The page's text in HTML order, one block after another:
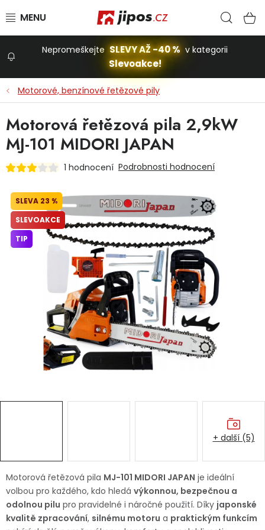
Stavba a dům
Dílna
Domácnost
Dětská hřiště
Autodoplňky
Vánoce
Nepromeškejte SLEVY AŽ -40 % v kategorii
Slevoakce!
Motorové, benzínové řetězové pily
Motorová řetězová pila MJ-101 MIDORI JAPAN je ideální
volbou pro každého, kdo hledá výkonnou, bezpečnou a
odolnou pilu pro pravidelné i náročné použití. Díky japonské
kvalitě zpracování, silnému motoru a praktickým funkcím
Motorová řetězová pila 2,9kW
MJ-101 MIDORI JAPAN
1 hodnocení Podrobnosti hodnocení
23 %
SLEVOAKCE
TIP
+ další (5)